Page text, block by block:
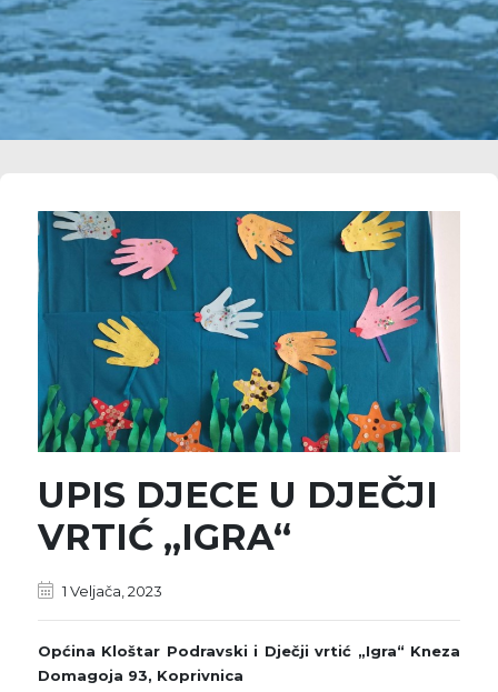
UPIS DJECE U DJEČJI
VRTIĆ „IGRA“
1 Veljača, 2023
Općina Kloštar Podravski i Dječji vrtić „Igra“ Kneza
Domagoja 93, Koprivnica